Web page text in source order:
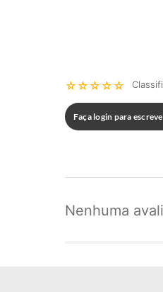
☆ ☆ ☆ ☆ ☆
Faça login para
Nenhuma